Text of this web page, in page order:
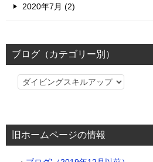
2020年7月 (2)
ブログ（カテゴリー別）
ブ
（カ
テ
旧ホームページの情報